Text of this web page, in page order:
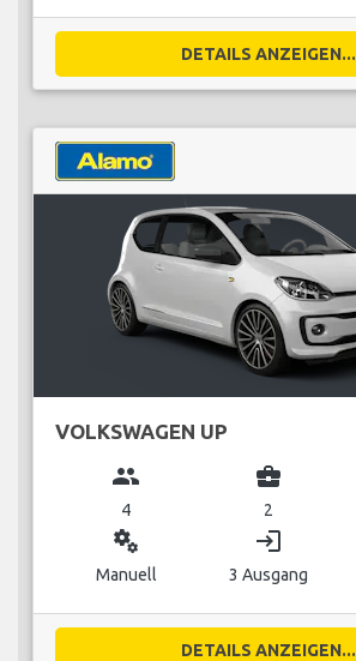
DETAILS ANZEIGEN...
VOLKSWAGEN UP
group
4
business_center
2
miscellaneous_services
Manuell
login
3 Ausgang
DETAILS ANZEIGEN...